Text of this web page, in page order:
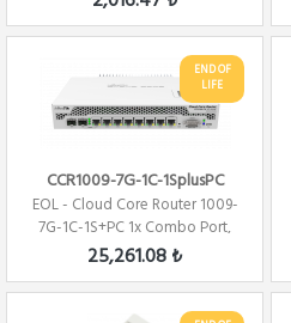
END OF
LIFE
CCR1009-7G-1C-1SplusPC
EOL - Cloud Core Router 1009-
7G-1C-1S+PC 1x Combo Port,
7xGbit LAN...
25,261.08 ₺